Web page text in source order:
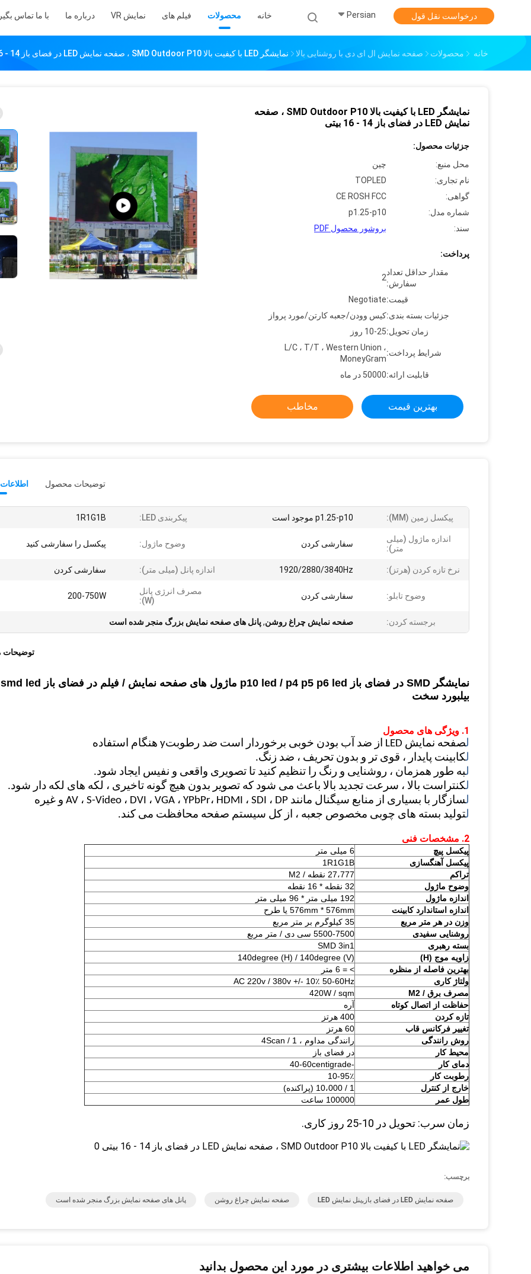
خانه محصولات فیلم های نمایش VR درباره ما با ما تماس Persian درخواست نقل قول
خانه محصولات صفحه نمایش ال ای دی با روشنایی بالا نمایشگر LED با کیفیت بالا SMD Outdoor P10 ، صفحه نمایش LED در فضای باز 14 - 16 بیتی
نمایشگر LED با کیفیت بالا SMD Outdoor P10 ، صفحه
نمایش LED در فضای باز 14 - 16 بیتی
جزئیات محصول:
محل منبع:
چین
نام تجاری:
TOPLED
گواهی:
CE ROSH FCC
شماره مدل:
p1.25-p10
سند:
بروشور محصول PDF
پرداخت:
مقدار حداقل تعداد
سفارش:
2
قیمت:Negotiate
جزئیات بسته بندی:کیس وودن/جعبه کارتن/مورد پرواز
زمان تحویل:10-25 روز
شرایط پرداخت:
L/C ، T/T ، Western Union ،
MoneyGram
قابلیت ارائه:50000 در ماه
بهترین قیمت مخاطب
توضیحات محصول
پیکسل زمین (MM): p1.25-p10 موجود است پیکربندی LED: 1R1G1B
اندازه ماژول (میلی
متر):
سفارشی کردن وضوح ماژول: پیکسل را سفارشی کنید
نرخ تازه کردن (هرتز): 1920/2880/3840Hz اندازه پانل (میلی متر): سفارشی کردن
وضوح تابلو: سفارشی کردن
مصرف انرژی پانل
(W):
200-750W
برجسته کردن: صفحه نمایش چراغ روشن,پانل های صفحه نمایش بزرگ منجر شده است
نمایشگر SMD در فضای باز p10 led / p4 p5 p6 led ماژول های صفحه نمایش / فیلم در فضای باز smd led
بیلبورد سخت
1. ویژگی های محصول
لصفحه نمایش LED از ضد آب بودن خوبی برخوردار است ضد رطوبتy هنگام استفاده
لکابینت پایدار ، قوی تر و بدون تحریف ، ضد زنگ.
لبه طور همزمان ، روشنایی و رنگ را تنظیم کنید تا تصویری واقعی و نفیس ایجاد شود.
لکنتراست بالا ، سرعت تجدید بالا باعث می شود که تصویر بدون هیچ گونه تاخیری ، لکه های لکه دار شود.
لسازگار با بسیاری از منابع سیگنال مانند AV ، S-Video ، DVI ، VGA ، YPbPr، HDMI ، SDI ، DP و غیره
لتولید بسته های چوبی مخصوص جعبه ، از کل سیستم صفحه محافظت می کند.
2. مشخصات فنی
پیکسل پیچ
6 میلی متر
پیکسل آهنگسازی
1R1G1B
تراکم
27،777 نقطه / M2
وضوح ماژول
32 نقطه * 16 نقطه
اندازه ماژول
192 میلی متر * 96 میلی متر
اندازه استاندارد کابینت
576mm * 576mm یا طرح
وزن در هر متر مربع
35 کیلوگرم بر متر مربع
روشنایی سفیدی
5500-7500 سی دی / متر مربع
بسته رهبری
SMD 3in1
زاویه موج (H)
140degree (H) / 140degree (V)
بهترین فاصله از منظره
> = 6 متر
ولتاژ کاری
AC 220v / 380v +/- 10٪ 50-60Hz
مصرف برق / M2
420W / sqm
حفاظت از اتصال کوتاه
آره
تازه کردن
400 هرتز
تغییر فرکانس قاب
60 هرتز
روش رانندگی
رانندگی مداوم ، 1 / ​​4Scan
محیط کار
در فضای باز
دمای کار
-40-60centigrade
رطوبت کار
10-95٪
خارج از کنترل
1 / 10،000 (پراکنده)
طول عمر
100000 ساعت
زمان سرب: تحویل در 10-25 روز کاری.
برچسب:
صفحه نمایش LED در فضای باز,پنل نمایش LED صفحه نمایش چراغ روشن پانل های صفحه نمایش بزرگ منجر شده است
می خواهید اطلاعات بیشتری در مورد این محصول بدانید